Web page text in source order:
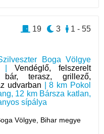
Boga Völgye
|Vendéglő, felszerelt
bár, terasz, grillező,
udvarban | 8 km Pokol
12 km Bársza katlan,
sípálya
Völgye, Bihar megye
1 - 55
3
19